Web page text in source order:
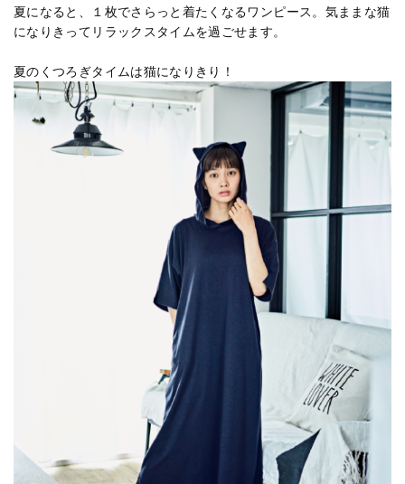
夏になると、１枚でさらっと着たくなるワンピース。気ままな猫
になりきってリラックスタイムを過ごせます。
夏のくつろぎタイムは猫になりきり！